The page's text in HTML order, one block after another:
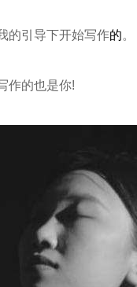
的引导下开始写作的。
作的也是你!